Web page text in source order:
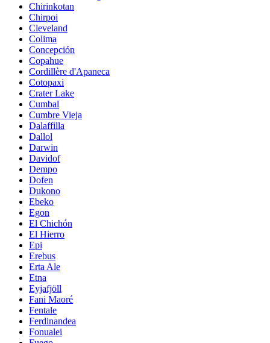
Chirinkotan
Chirpoi
Cleveland
Colima
Concepción
Copahue
Cordillère d'Apaneca
Cotopaxi
Crater Lake
Cumbal
Cumbre Vieja
Dalaffilla
Dallol
Darwin
Davidof
Dempo
Dofen
Dukono
Ebeko
Egon
El Chichón
El Hierro
Epi
Erebus
Erta Ale
Etna
Eyjafjöll
Fani Maoré
Fentale
Ferdinandea
Fonualei